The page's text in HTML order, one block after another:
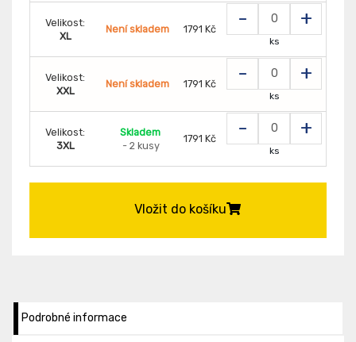
Velikost:
XL
Není skladem 1791 Kč - +
ks
Velikost:
XXL
Není skladem 1791 Kč - +
ks
Velikost:
3XL
Skladem
- 2 kusy
1791 Kč - +
ks
Vložit do košíku
Podrobné informace